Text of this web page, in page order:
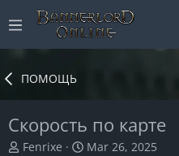
ПОМОЩЬ
Скорость по карте
T
Fenrixe
S
Mar 26, 2025